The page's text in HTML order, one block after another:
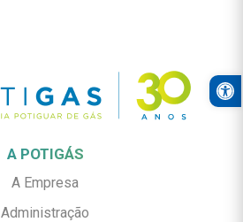
A POTIGÁS
A Empresa
Administração